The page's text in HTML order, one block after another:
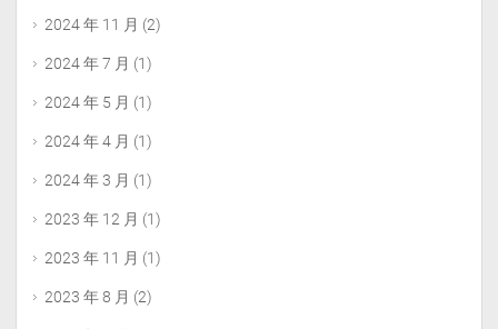
2024 年 11 月 (2)
2024 年 7 月 (1)
2024 年 5 月 (1)
2024 年 4 月 (1)
2024 年 3 月 (1)
2023 年 12 月 (1)
2023 年 11 月 (1)
2023 年 8 月 (2)